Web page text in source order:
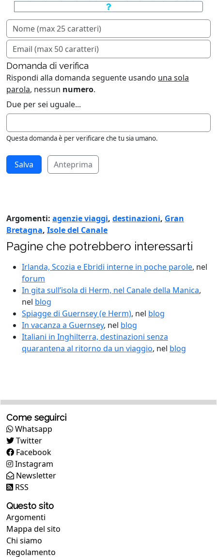
Domanda di verifica
Rispondi alla domanda seguente usando una sola
parola, nessun numero.
Due per sei uguale...
Questa domanda è per verificare che tu sia umano.
Anteprima
Argomenti: agenzie viaggi, destinazioni, Gran
Bretagna, Isole del Canale
Pagine che potrebbero interessarti
Irlanda, Scozia e Ebridi interne in poche parole, nel
forum
In gita sull’isola di Herm, nel Canale della Manica,
nel blog
Spiagge di Guernsey (e Herm), nel blog
In vacanza a Guernsey, nel blog
Italiani in Inghilterra, destinazioni senza
quarantena al ritorno da un viaggio, nel blog
Come seguirci
Whatsapp
Twitter
Facebook
Instagram
Newsletter
RSS
Questo sito
Argomenti
Mappa del sito
Chi siamo
Regolamento